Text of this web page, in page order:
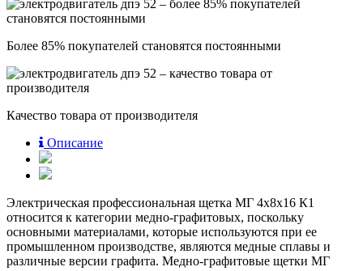
Более 85% покупателей становятся постоянными
Качество товара от производителя
Описание
Электрическая профессиональная щетка МГ 4х8х16 К1
относится к категории медно-графитовых, поскольку
основными материалами, которые используются при ее
промышленном производстве, являются медные сплавы и
различные версии графита. Медно-графитовые щетки МГ